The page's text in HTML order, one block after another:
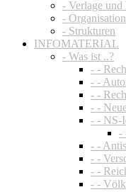
- Verlage
-
- Strukturen
INFOMATERIAL
- Was ist ..?
- -
- -
- -
- -
- - NS-
-
- -
- -
- -
- -